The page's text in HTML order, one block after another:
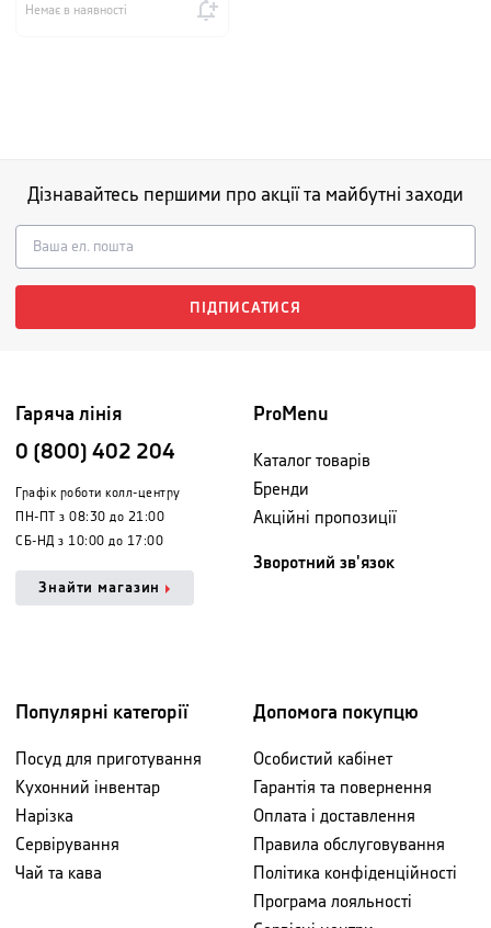
Немає в наявності
Дізнавайтесь першими про акції та майбутні заходи
ПІДПИСАТИСЯ
Гаряча лінія
0 (800) 402 204
Графік роботи колл-центру
ПН-ПТ з 08:30 до 21:00
СБ-НД з 10:00 до 17:00
Знайти магазин
ProMenu
Каталог товарів
Бренди
Акційні пропозиції
Зворотний зв'язок
Популярні категорії
Посуд для приготування
Кухонний інвентар
Нарізка
Сервірування
Чай та кава
Допомога покупцю
Особистий кабінет
Гарантія та повернення
Оплата і доставлення
Правила обслуговування
Політика конфіденційності
Програма лояльності